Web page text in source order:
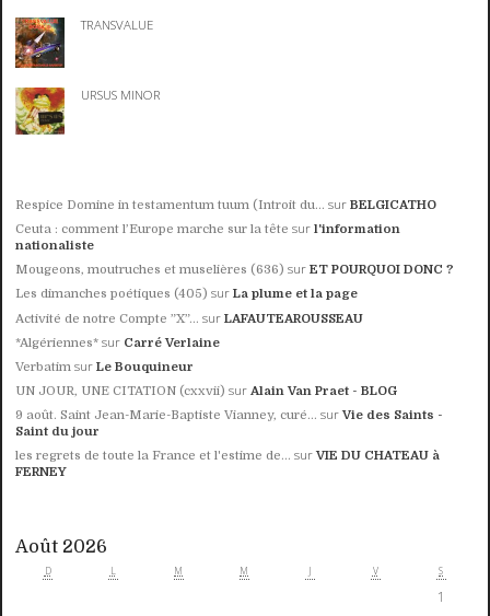
TRANSVALUE
URSUS MINOR
Respice Domine in testamentum tuum (Introit du... surBELGICATHO
Ceuta : comment l’Europe marche sur la tête surl'information
nationaliste
Mougeons, moutruches et muselières (636) surET POURQUOI DONC ?
Les dimanches poétiques (405) surLa plume et la page
Activité de notre Compte ”X”... surLAFAUTEAROUSSEAU
*Algériennes* sur Carré Verlaine
Verbatim surLe Bouquineur
UN JOUR, UNE CITATION (cxxvii) sur Alain Van Praet - BLOG
9 août. Saint Jean-Marie-Baptiste Vianney, curé... surVie des Saints -
Saint du jour
les regrets de toute la France et l'estime de... surVIE DU CHATEAU à
FERNEY
Août 2026
D L M M J V S
1